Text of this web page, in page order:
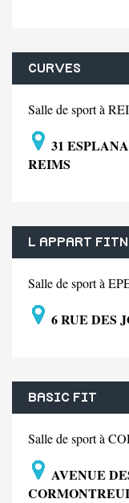
CURVES
Salle de sport à
31
REIMS
L APPART
Salle de sport à
6 RUE DES
BASIC FIT
Salle de sport à
AVENUE